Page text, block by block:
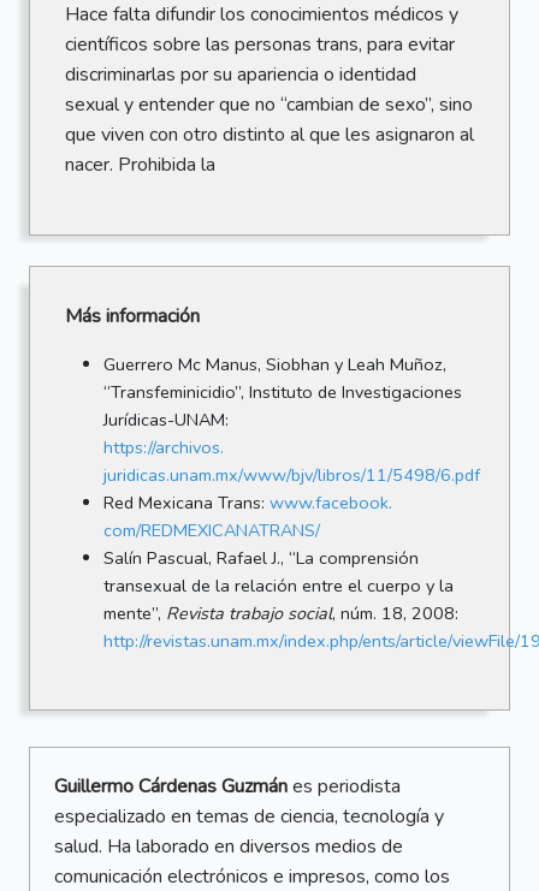
Hace falta difundir los conocimientos médicos y
científicos sobre las personas trans, para evitar
discriminarlas por su apariencia o identidad
sexual y entender que no “cambian de sexo”, sino
que viven con otro distinto al que les asignaron al
nacer. Prohibida la
Más información
Guerrero Mc Manus, Siobhan y Leah Muñoz,
“Transfeminicidio”, Instituto de Investigaciones
Jurídicas-UNAM:
https://archivos.
juridicas.unam.mx/www/bjv/libros/11/5498/6.pdf
Red Mexicana Trans: www.facebook.
com/REDMEXICANATRANS/
Salín Pascual, Rafael J., “La comprensión
transexual de la relación entre el cuerpo y la
mente”, Revista trabajo social, núm. 18, 2008:
http://revistas.unam.mx/index.php/ents/article/viewFile/
Guillermo Cárdenas Guzmánes periodista
especializado en temas de ciencia, tecnología y
salud. Ha laborado en diversos medios de
comunicación electrónicos e impresos, como los